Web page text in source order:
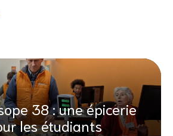
38 : une épicerie
les étudiants